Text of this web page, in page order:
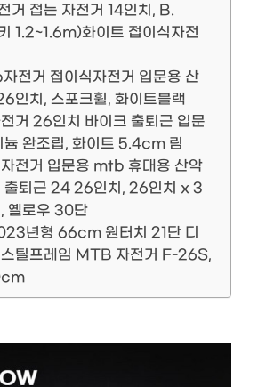
거 접는 자전거 14인치, B.
1.2~1.6m)화이트 접이식자전
전거 접이식자전거 입문용 산
인치, 스포크휠, 화이트블랙
거 26인치 바이크 출퇴근 입문
늄 완조립, 화이트 5.4cm 림
전거 입문용 mtb 휴대용 산악
출퇴근 24 26인치, 26인치 x 3
옐로우 30단
년형 66cm 원터치 21단 디
스틸프레임 MTB 자전거 F-26S,